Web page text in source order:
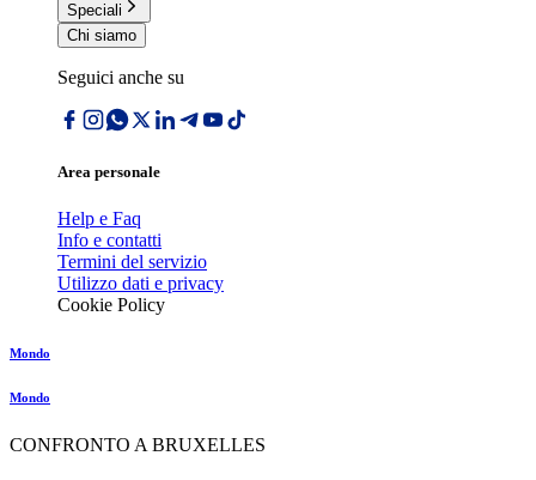
Speciali
Chi siamo
Seguici anche su
Area personale
Help e Faq
Info e contatti
Termini del servizio
Utilizzo dati e privacy
Cookie Policy
Mondo
Mondo
CONFRONTO A BRUXELLES